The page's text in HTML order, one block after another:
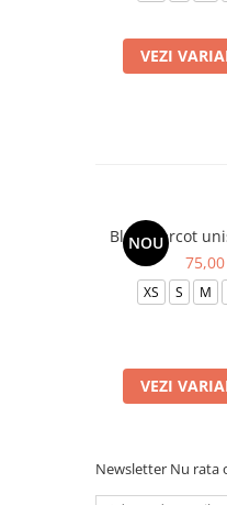
VEZI
NOU
Bluza tercot
XS S M
VEZI
Newsletter Nu rata